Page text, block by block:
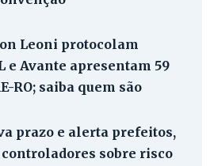
Leoni protocolam
e Avante apresentam 59
RO; saiba quem são
prazo e alerta prefeitos,
sobre risco